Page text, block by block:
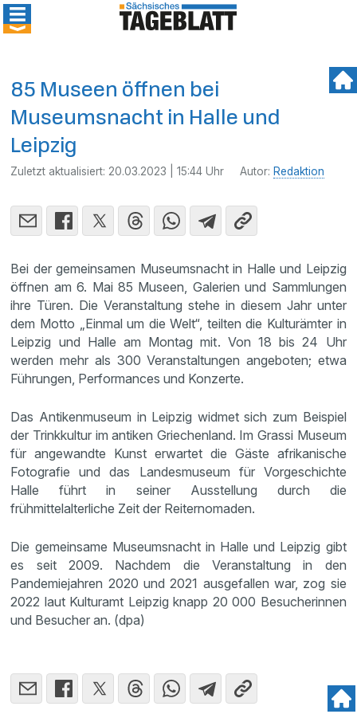
85 Museen öffnen bei
Museumsnacht in Halle und
Leipzig
Zuletzt aktualisiert: 20.03.2023 | 15:44 Uhr Autor: Redaktion
Bei der gemeinsamen Museumsnacht in Halle und Leipzig
öffnen am 6. Mai 85 Museen, Galerien und Sammlungen
ihre Türen. Die Veranstaltung stehe in diesem Jahr unter
dem Motto „Einmal um die Welt“, teilten die Kulturämter in
Leipzig und Halle am Montag mit. Von 18 bis 24 Uhr
werden mehr als 300 Veranstaltungen angeboten; etwa
Führungen, Performances und Konzerte.
Das Antikenmuseum in Leipzig widmet sich zum Beispiel
der Trinkkultur im antiken Griechenland. Im Grassi Museum
für angewandte Kunst erwartet die Gäste afrikanische
Fotografie und das Landesmuseum für Vorgeschichte
Halle führt in seiner Ausstellung durch die
frühmittelalterliche Zeit der Reiternomaden.
Die gemeinsame Museumsnacht in Halle und Leipzig gibt
es seit 2009. Nachdem die Veranstaltung in den
Pandemiejahren 2020 und 2021 ausgefallen war, zog sie
2022 laut Kulturamt Leipzig knapp 20 000 Besucherinnen
und Besucher an. (dpa)